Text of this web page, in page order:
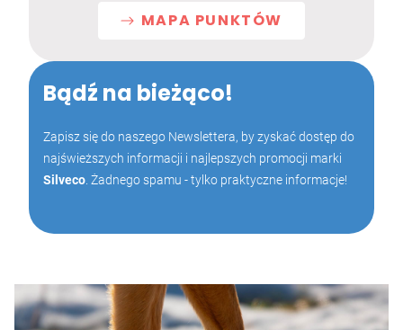
MAPA PUNKTÓW
Bądź na bieżąco!
Zapisz się do naszego Newslettera, by zyskać dostęp do
najświeższych informacji i najlepszych promocji marki
Silveco . Żadnego spamu - tylko praktyczne informacje!